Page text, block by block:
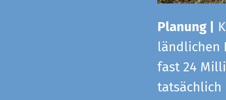
Planung |
ländlichen
fast 24
tatsächlich